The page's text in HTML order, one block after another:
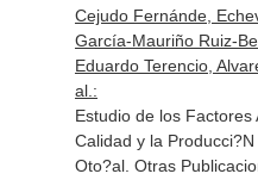
Cejudo Fernánde,
García-Mauriño Ruiz-
Eduardo Terencio,
al.:
Estudio de los
Calidad y la
Oto?al. Otras